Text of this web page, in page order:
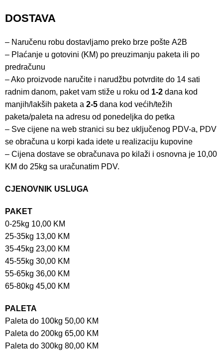
DOSTAVA
– Naručenu robu dostavljamo preko brze pošte A2B
– Plaćanje u gotovini (KM) po preuzimanju paketa ili po
predračunu
– Ako proizvode naručite i narudžbu potvrdite do 14 sati
radnim danom, paket vam stiže u roku od 1-2 dana kod
manjih/lakših paketa a 2-5 dana kod većih/težih
paketa/paleta na adresu od ponedeljka do petka
– Sve cijene na web stranici su bez uključenog PDV-a, PDV
se obračuna u korpi kada idete u realizaciju kupovine
– Cijena dostave se obračunava po kilaži i osnovna je 10,00
KM do 25kg sa uračunatim PDV.
CJENOVNIK USLUGA
PAKET
0-25kg 10,00 KM
25-35kg 13,00 KM
35-45kg 23,00 KM
45-55kg 30,00 KM
55-65kg 36,00 KM
65-80kg 45,00 KM
PALETA
Paleta do 100kg 50,00 KM
Paleta do 200kg 65,00 KM
Paleta do 300kg 80,00 KM